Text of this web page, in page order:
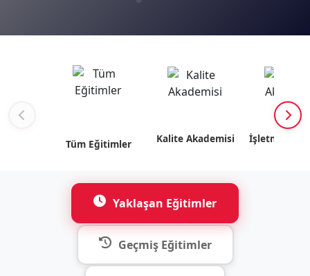
Tüm Eğitimler Kalite Akademisi İşletme
Yaklaşan Eğitimler
Geçmiş Eğitimler